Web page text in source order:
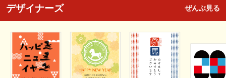
デザイナーズ ぜんぶ見る